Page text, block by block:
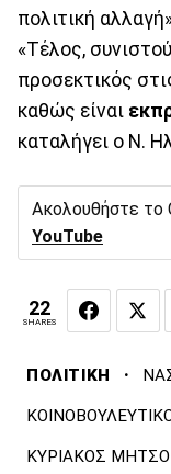
πολιτική
«Τέλος,
προσεκτικός
καθώς είναι
καταλήγει ο Ν.
Ακολουθήστε το
YouTube
22
SHARES
ΠΟΛΙΤΙΚΗ ·
ΚΥΡΙΑΚΟΣ